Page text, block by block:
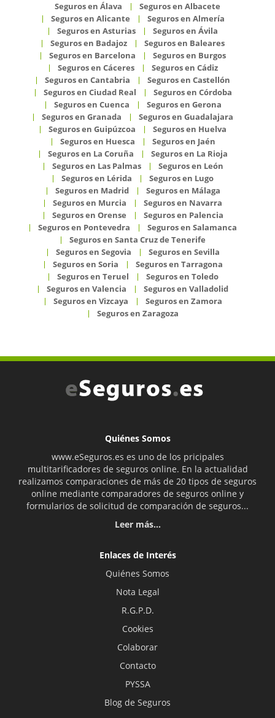
Seguros en Álava
Seguros en Albacete
Seguros en Alicante
Seguros en Almería
Seguros en Asturias
Seguros en Ávila
Seguros en Badajoz
Seguros en Baleares
Seguros en Barcelona
Seguros en Burgos
Seguros en Cáceres
Seguros en Cádiz
Seguros en Cantabria
Seguros en Castellón
Seguros en Ciudad Real
Seguros en Córdoba
Seguros en Cuenca
Seguros en Gerona
Seguros en Granada
Seguros en Guadalajara
Seguros en Guipúzcoa
Seguros en Huelva
Seguros en Huesca
Seguros en Jaén
Seguros en La Coruña
Seguros en La Rioja
Seguros en Las Palmas
Seguros en León
Seguros en Lérida
Seguros en Lugo
Seguros en Madrid
Seguros en Málaga
Seguros en Murcia
Seguros en Navarra
Seguros en Orense
Seguros en Palencia
Seguros en Pontevedra
Seguros en Salamanca
Seguros en Santa Cruz de Tenerife
Seguros en Segovia
Seguros en Sevilla
Seguros en Soria
Seguros en Tarragona
Seguros en Teruel
Seguros en Toledo
Seguros en Valencia
Seguros en Valladolid
Seguros en Vizcaya
Seguros en Zamora
Seguros en Zaragoza
Quiénes Somos
www.eSeguros.es es uno de los pricipales
multitarificadores de seguros online. En la actualidad
realizamos comparaciones de más de 20 tipos de seguros
online mediante comparadores de seguros online y
formularios de solicitud de comparación de seguros...
Leer más...
Enlaces de Interés
Quiénes Somos
Nota Legal
R.G.P.D.
Cookies
Colaborar
Contacto
PYSSA
Blog de Seguros